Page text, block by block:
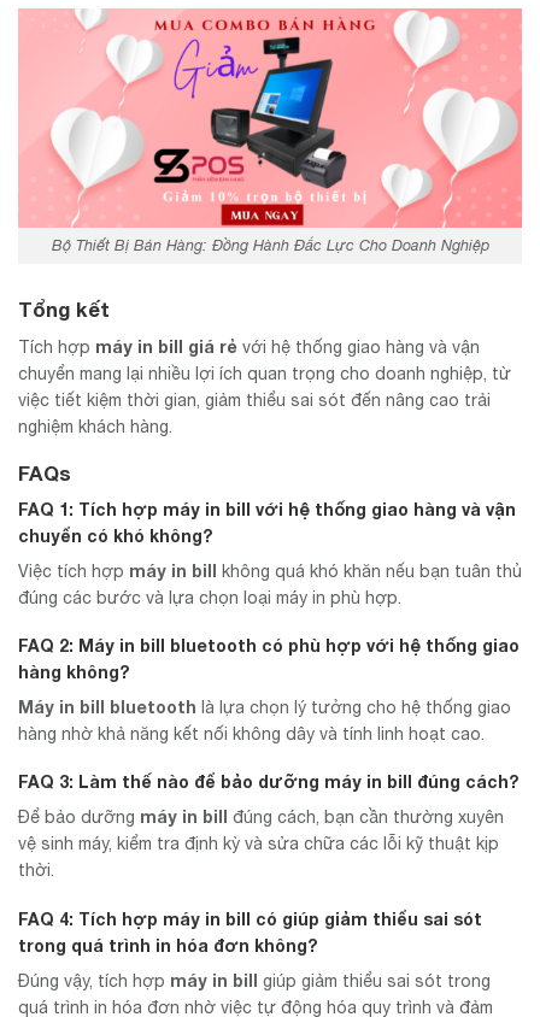
Bộ Thiết Bị Bán Hàng: Đồng Hành Đắc Lực Cho Doanh Nghiệp
Tổng kết
Tích hợp máy in bill giá rẻ với hệ thống giao hàng và vận
chuyển mang lại nhiều lợi ích quan trọng cho doanh nghiệp, từ
việc tiết kiệm thời gian, giảm thiểu sai sót đến nâng cao trải
nghiệm khách hàng.
FAQs
FAQ 1: Tích hợp máy in bill với hệ thống giao hàng và vận
chuyển có khó không?
Việc tích hợp máy in bill không quá khó khăn nếu bạn tuân thủ
đúng các bước và lựa chọn loại máy in phù hợp.
FAQ 2: Máy in bill bluetooth có phù hợp với hệ thống giao
hàng không?
Máy in bill bluetooth là lựa chọn lý tưởng cho hệ thống giao
hàng nhờ khả năng kết nối không dây và tính linh hoạt cao.
FAQ 3: Làm thế nào để bảo dưỡng máy in bill đúng cách?
Để bảo dưỡng máy in bill
đúng cách, bạn cần thường xuyên
vệ sinh máy, kiểm tra định kỳ và sửa chữa các lỗi kỹ thuật kịp
thời.
FAQ 4: Tích hợp máy in bill có giúp giảm thiểu sai sót
trong quá trình in hóa đơn không?
Đúng vậy, tích hợp máy in bill giúp giảm thiểu sai sót trong
quá trình in hóa đơn nhờ việc tự động hóa quy trình và đảm